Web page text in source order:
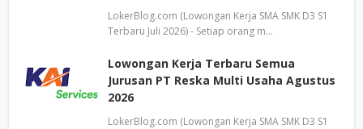
LokerBlog.com (Lowongan Kerja SMA SMK D3 S1
Terbaru Juli 2026) - Setiap orang m…
Lowongan Kerja Terbaru Semua
Jurusan PT Reska Multi Usaha Agustus
2026
LokerBlog.com (Lowongan Kerja SMA SMK D3 S1